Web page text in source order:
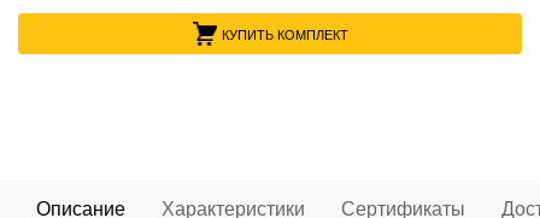
КУПИТЬ КОМПЛЕКТ
Описание Характеристики Сертификаты